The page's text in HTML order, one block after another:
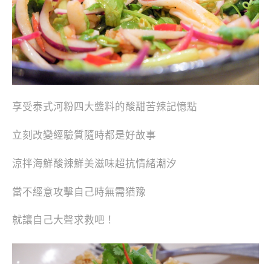
享受泰式河粉四大醬料的酸甜苦辣記憶點
立刻改變經驗質隨時都是好故事
涼拌海鮮酸辣鮮美滋味超抗情緒潮汐
當不經意攻擊自己時無需猶豫
就讓自己大聲求救吧！